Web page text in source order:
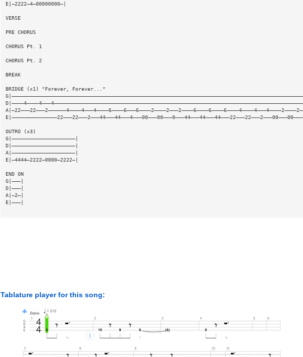
E|—2222—4—00000000—|
VERSE
PRE CHORUS
CHORUS Pt. 1
CHORUS Pt. 2
BREAK
BRIDGE (x1) "Forever, Forever..."
OUTRO (x3)
G|—————————————————————|
D|—————————————————————|
A|—————————————————————|
E|—4444—2222—0000—2222—|
END ON
G|———|
D|———|
A|—2—|
E|———|
Tablature player for this song: